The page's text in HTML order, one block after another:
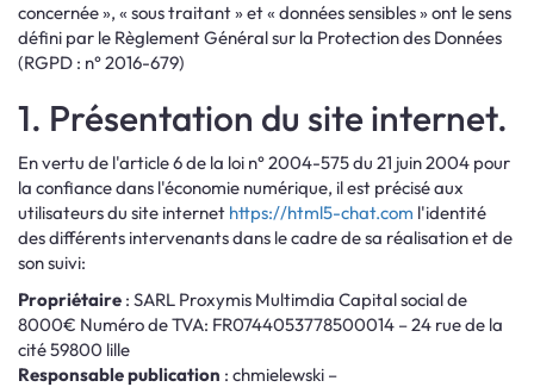
concernée », « sous traitant » et « données sensibles » ont le sens
défini par le Règlement Général sur la Protection des Données
(RGPD : n° 2016-679)
1. Présentation du site internet.
En vertu de l'article 6 de la loi n° 2004-575 du 21 juin 2004 pour
la confiance dans l'économie numérique, il est précisé aux
utilisateurs du site internet https://html5-chat.com l'identité
des différents intervenants dans le cadre de sa réalisation et de
son suivi:
Propriétaire : SARL Proxymis Multimdia Capital social de
8000€ Numéro de TVA: FR0744053778500014 – 24 rue de la
cité 59800 lille
Responsable publication : chmielewski –